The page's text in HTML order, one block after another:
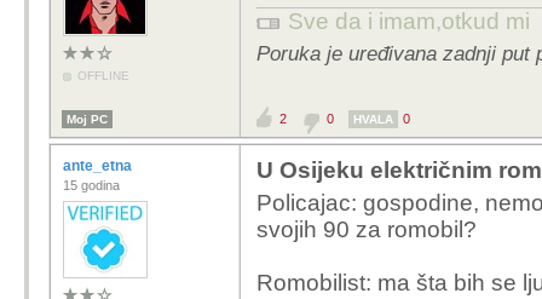
OFFLINE
Sve da i imam,otkud mi
Poruka je uređivana zadnji put
Moj PC 2 0 HVALA 0
ante_etna
15 godina
U Osijeku električnim
Policajac: gospodine,
svojih 90 za romobil?
Romobilist: ma šta bih se